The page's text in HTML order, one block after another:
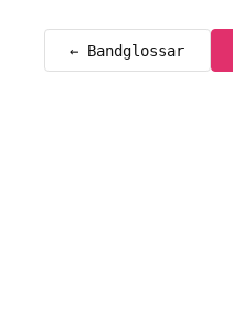
← Bandglossar